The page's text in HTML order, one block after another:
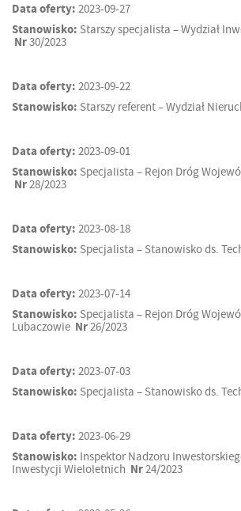
Data oferty: 2023-09-27
Stanowisko: Starszy specjalista – Wydział
Nr30/2023
Data oferty: 2023-09-22
Stanowisko: Starszy referent – Wydział
Data oferty: 2023-09-01
Stanowisko: Specjalista – Rejon Dróg
Nr28/2023
Data oferty: 2023-08-18
Stanowisko: Specjalista – Stanowisko ds.
Data oferty: 2023-07-14
Stanowisko: Specjalista – Rejon Dróg
Lubaczowie Nr26/2023
Data oferty: 2023-07-03
Stanowisko: Specjalista – Stanowisko ds.
Data oferty: 2023-06-29
Stanowisko: Inspektor Nadzoru
Inwestycji Wieloletnich Nr24/2023